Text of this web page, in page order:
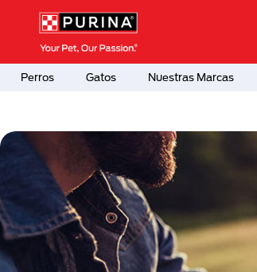
Pasar al contenido principal
Menú Secundario Purina
Menú Principal Purina
Perros Gatos Nuestras Marcas